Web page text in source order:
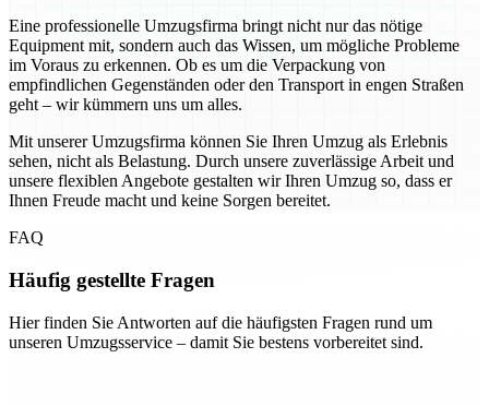
Eine professionelle Umzugsfirma bringt nicht nur das nötige
Equipment mit, sondern auch das Wissen, um mögliche Probleme
im Voraus zu erkennen. Ob es um die Verpackung von
empfindlichen Gegenständen oder den Transport in engen Straßen
geht – wir kümmern uns um alles.
Mit unserer Umzugsfirma können Sie Ihren Umzug als Erlebnis
sehen, nicht als Belastung. Durch unsere zuverlässige Arbeit und
unsere flexiblen Angebote gestalten wir Ihren Umzug so, dass er
Ihnen Freude macht und keine Sorgen bereitet.
FAQ
Häufig gestellte Fragen
Hier finden Sie Antworten auf die häufigsten Fragen rund um
unseren Umzugsservice – damit Sie bestens vorbereitet sind.